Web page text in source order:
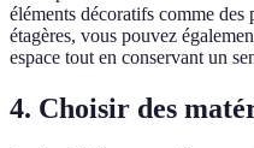
éléments décoratifs comme des
étagères, vous pouvez
espace tout en conservant un
4. Choisir des